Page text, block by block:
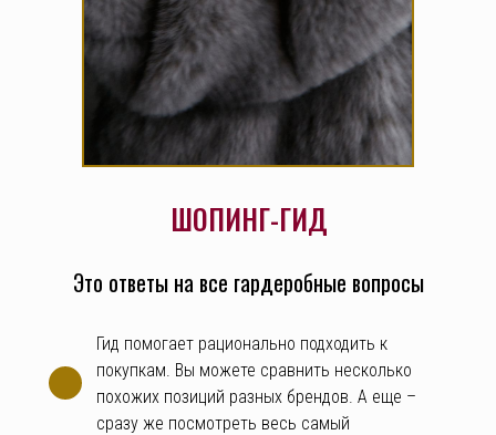
ШОПИНГ-ГИД
Гид помогает рационально подходить к
покупкам. Вы можете сравнить несколько
похожих позиций разных брендов. А еще –
сразу же посмотреть весь самый
Это ответы на все гардеробные вопросы